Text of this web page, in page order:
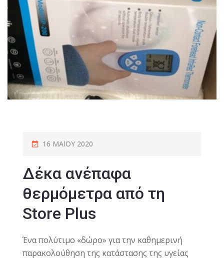
16 ΜΑΪ́ΟΥ 2020
Δέκα ανέπαφα
θερμόμετρα από τη
Store Plus
Ένα πολύτιμο «δώρο» για την καθημερινή
παρακολούθηση της κατάστασης της υγείας